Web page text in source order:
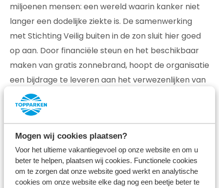
Mogen wij cookies plaatsen?
Voor het ultieme vakantiegevoel op onze website en om u
beter te helpen, plaatsen wij cookies. Functionele cookies
om te zorgen dat onze website goed werkt en analytische
cookies om onze website elke dag nog een beetje beter te
miljoenen mensen: een wereld waarin kanker niet
langer een dodelijke ziekte is. De samenwerking
met Stichting Veilig buiten in de zon sluit hier goed
op aan. Door financiële steun en het beschikbaar
maken van gratis zonnebrand, hoopt de organisatie
een bijdrage te leveren aan het verwezenlijken van
deze droom.
Huidkanker is met afstand de meest voorkomende
vorm van kanker en wordt veroorzaakt door
overmatige blootstelling aan UV-straling. Stichting
Veilig buiten in de zon is van mening dat insmeren
tegen zonschade net zo normaal moet worden als